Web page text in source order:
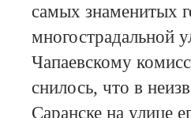
самых знаменитых
многострадальной
Чапаевскому
снилось, что в
Саранске на улице